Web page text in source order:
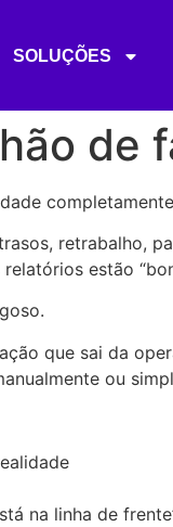
SOLUÇÕES
de
retrabalho,
estão
que sai da
ou
na linha de